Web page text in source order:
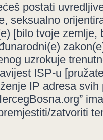
postati
seksualno
[bilo tvoje zemlje,
uzrokuje
ISP-u
IP adresa
zatvoriti